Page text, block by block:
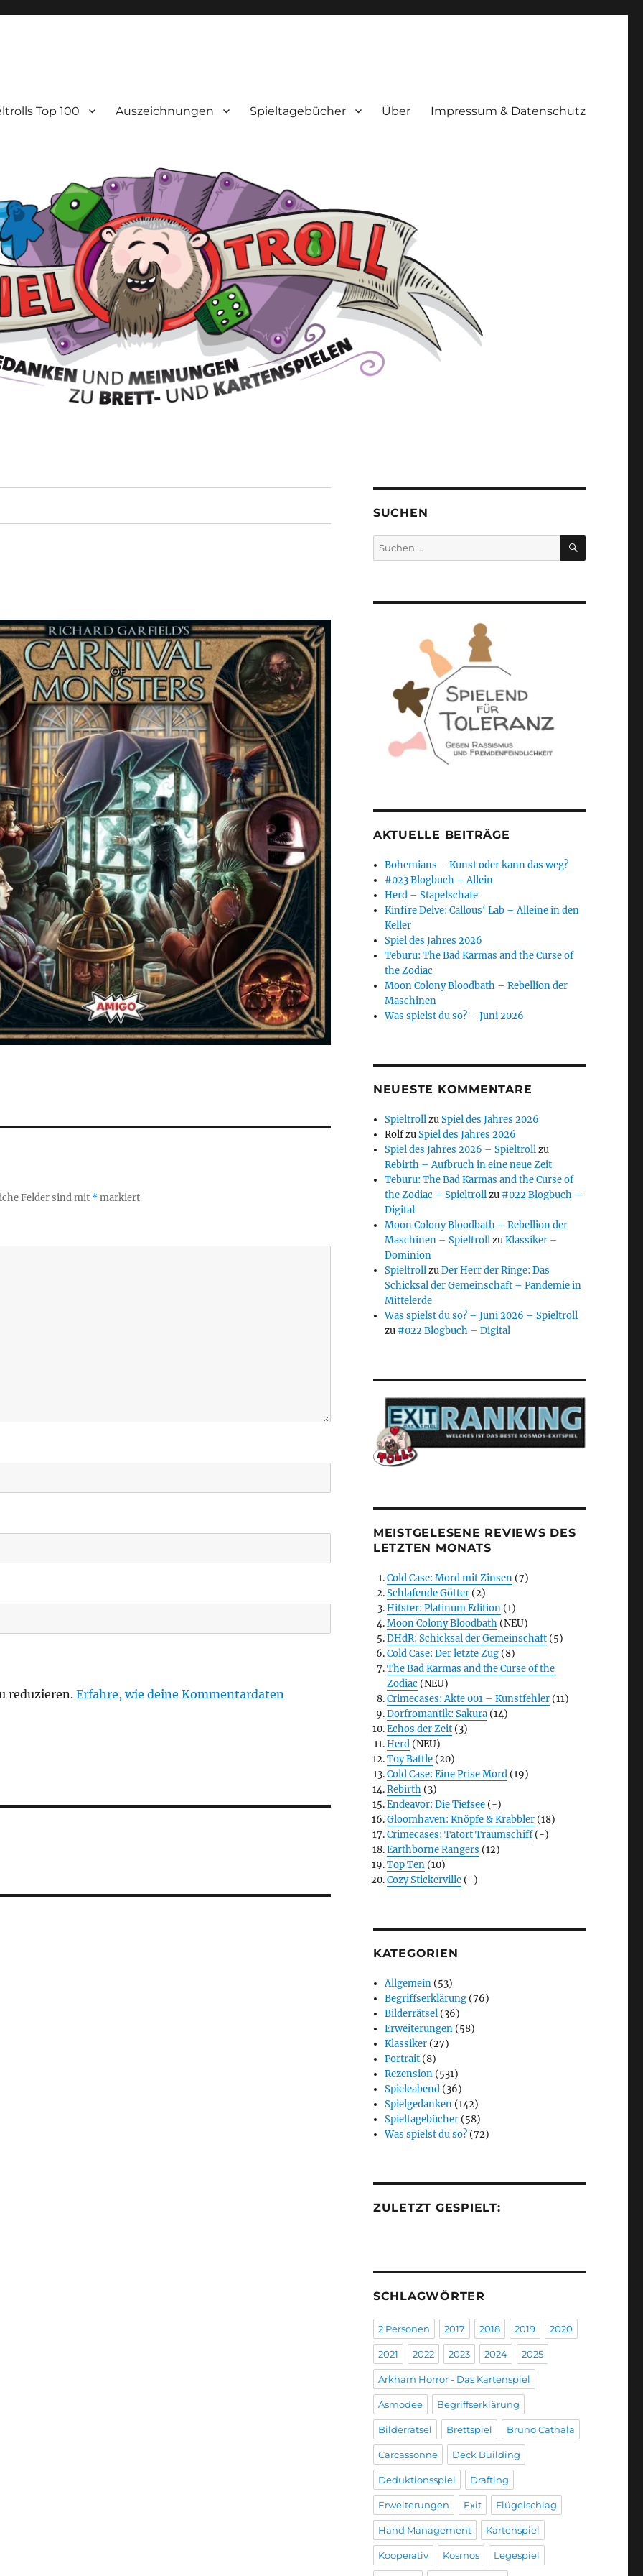
Top 100 Auszeichnungen Spieltagebücher Über Impressum & Datenschutz
Felder sind mit *markiert
reduzieren.Erfahre, wie deine Kommentardaten
SUCHEN
Suchen
nach:
SUCHEN
AKTUELLE BEITRÄGE
Bohemians – Kunst oder kann das weg?
#023 Blogbuch – Allein
Herd – Stapelschafe
Kinfire Delve: Callous‘ Lab – Alleine in den
Keller
Spiel des Jahres 2026
Teburu: The Bad Karmas and the Curse of
the Zodiac
Moon Colony Bloodbath – Rebellion der
Maschinen
Was spielst du so? – Juni 2026
NEUESTE KOMMENTARE
SpieltrollzuSpiel des Jahres 2026
RolfzuSpiel des Jahres 2026
Spiel des Jahres 2026 – Spieltrollzu
Rebirth – Aufbruch in eine neue Zeit
Teburu: The Bad Karmas and the Curse of
the Zodiac – Spieltrollzu #022 Blogbuch –
Digital
Moon Colony Bloodbath – Rebellion der
Maschinen – SpieltrollzuKlassiker –
Dominion
SpieltrollzuDer Herr der Ringe: Das
Schicksal der Gemeinschaft – Pandemie in
Mittelerde
Was spielst du so? – Juni 2026 – Spieltroll
zu #022 Blogbuch – Digital
MEISTGELESENE REVIEWS DES
LETZTEN MONATS
Cold Case: Mord mit Zinsen (7)
Schlafende Götter (2)
Hitster: Platinum Edition (1)
Moon Colony Bloodbath (NEU)
DHdR: Schicksal der Gemeinschaft (5)
Cold Case: Der letzte Zug (8)
The Bad Karmas and the Curse of the
Zodiac (NEU)
Crimecases: Akte 001 – Kunstfehler (11)
Dorfromantik: Sakura (14)
Echos der Zeit (3)
Herd (NEU)
Toy Battle (20)
Cold Case: Eine Prise Mord (19)
Rebirth (3)
Endeavor: Die Tiefsee (-)
Gloomhaven: Knöpfe & Krabbler (18)
Crimecases: Tatort Traumschiff(-)
Earthborne Rangers (12)
Top Ten (10)
Cozy Stickerville (-)
KATEGORIEN
Allgemein (53)
Begriffserklärung (76)
Bilderrätsel (36)
Erweiterungen (58)
Klassiker (27)
Portrait (8)
Rezension (531)
Spieleabend (36)
Spielgedanken (142)
Spieltagebücher (58)
Was spielst du so? (72)
ZULETZT GESPIELT:
SCHLAGWÖRTER
2 Personen 2017 2018 2019 2020
2021 2022 2023 2024 2025
Arkham Horror - Das Kartenspiel
Asmodee Begriffserklärung
Bilderrätsel Brettspiel Bruno Cathala
Carcassonne Deck Building
Deduktionsspiel Drafting
Erweiterungen Exit Flügelschlag
Hand Management Kartenspiel
Kooperativ Kosmos Legespiel